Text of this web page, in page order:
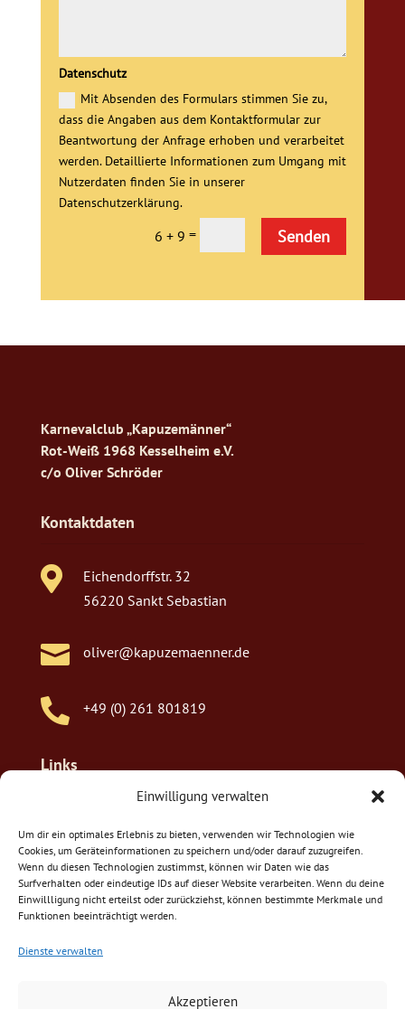
Einwilligung verwalten
Um dir ein optimales Erlebnis zu bieten, verwenden wir Technologien wie
Cookies, um Geräteinformationen zu speichern und/oder darauf zuzugreifen.
Wenn du diesen Technologien zustimmst, können wir Daten wie das
Surfverhalten oder eindeutige IDs auf dieser Website verarbeiten. Wenn du deine
Einwillligung nicht erteilst oder zurückziehst, können bestimmte Merkmale und
Funktionen beeinträchtigt werden.
Dienste verwalten
Akzeptieren
Datenschutz
Mit Absenden des Formulars stimmen Sie zu,
dass die Angaben aus dem Kontaktformular zur
Beantwortung der Anfrage erhoben und verarbeitet
werden. Detaillierte Informationen zum Umgang mit
Nutzerdaten finden Sie in unserer
Datenschutzerklärung.
6 + 9 = Senden
Karnevalclub „Kapuzemänner“
Rot-Weiß 1968 Kesselheim e.V.
c/o Oliver Schröder
Kontaktdaten

Eichendorffstr. 32
56220 Sankt Sebastian
 oliver@kapuzemaenner.de
 +49 (0) 261 801819
Links
Datenschutzerklärung
Cookie-Richtlinien (EU)
Barrierefreiheitserklärung
Social-Media